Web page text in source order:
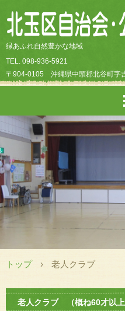
緑あふれ自然豊かな地域
TEL. 098-936-5921
〒904-0105 沖縄県中頭郡北谷町字
トップ › 老人クラブ
老人クラブ （概ね60才以上